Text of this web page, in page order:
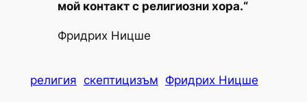
мой контакт с религиозни хора.“
Фридрих Ницше
религия скептицизъм Фридрих Ницше